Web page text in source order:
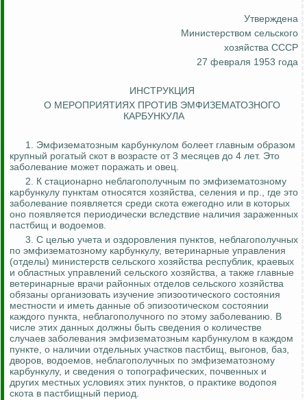
Утверждена
Министерством сельского
хозяйства СССР
27 февраля 1953 года
ИНСТРУКЦИЯ
О МЕРОПРИЯТИЯХ ПРОТИВ ЭМФИЗЕМАТОЗНОГО
КАРБУНКУЛА
1. Эмфизематозным карбункулом болеет главным образом
крупный рогатый скот в возрасте от 3 месяцев до 4 лет. Это
заболевание может поражать и овец.
2. К стационарно неблагополучным по эмфизематозному
карбункулу пунктам относятся хозяйства, селения и пр., где это
заболевание появляется среди скота ежегодно или в которых
оно появляется периодически вследствие наличия зараженных
пастбищ и водоемов.
3. С целью учета и оздоровления пунктов, неблагополучных
по эмфизематозному карбункулу, ветеринарные управления
(отделы) министерств сельского хозяйства республик, краевых
и областных управлений сельского хозяйства, а также главные
ветеринарные врачи районных отделов сельского хозяйства
обязаны организовать изучение эпизоотического состояния
местности и иметь данные об эпизоотическом состоянии
каждого пункта, неблагополучного по этому заболеванию. В
числе этих данных должны быть сведения о количестве
случаев заболевания эмфизематозным карбункулом в каждом
пункте, о наличии отдельных участков пастбищ, выгонов, баз,
дворов, водоемов, неблагополучных по эмфизематозному
карбункулу, и сведения о топографических, почвенных и
других местных условиях этих пунктов, о практике водопоя
скота в пастбищный период.